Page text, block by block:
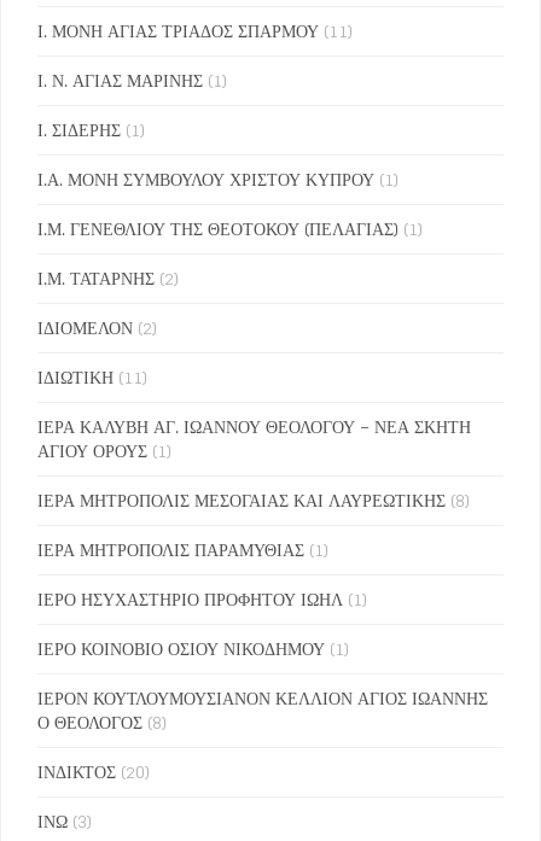
Ι. ΜΟΝΗ ΑΓΙΑΣ ΤΡΙΑΔΟΣ ΣΠΑΡΜΟΥ (11)
Ι. Ν. ΑΓΙΑΣ ΜΑΡΙΝΗΣ (1)
Ι. ΣΙΔΕΡΗΣ (1)
Ι.Α. ΜΟΝΗ ΣΥΜΒΟΥΛΟΥ ΧΡΙΣΤΟΥ ΚΥΠΡΟΥ (1)
Ι.Μ. ΓΕΝΕΘΛΙΟΥ ΤΗΣ ΘΕΟΤΟΚΟΥ (ΠΕΛΑΓΙΑΣ) (1)
Ι.Μ. ΤΑΤΑΡΝΗΣ (2)
ΙΔΙΟΜΕΛΟΝ (2)
ΙΔΙΩΤΙΚΗ (11)
ΙΕΡΑ ΚΑΛΥΒΗ ΑΓ. ΙΩΑΝΝΟΥ ΘΕΟΛΟΓΟΥ – ΝΕΑ ΣΚΗΤΗ
ΑΓΙΟΥ ΟΡΟΥΣ (1)
ΙΕΡΑ ΜΗΤΡΟΠΟΛΙΣ ΜΕΣΟΓΑΙΑΣ ΚΑΙ ΛΑΥΡΕΩΤΙΚΗΣ (8)
ΙΕΡΑ ΜΗΤΡΟΠΟΛΙΣ ΠΑΡΑΜΥΘΙΑΣ (1)
ΙΕΡΟ ΗΣΥΧΑΣΤΗΡΙΟ ΠΡΟΦΗΤΟΥ ΙΩΗΛ (1)
ΙΕΡΟ ΚΟΙΝΟΒΙΟ ΟΣΙΟΥ ΝΙΚΟΔΗΜΟΥ (1)
ΙΕΡΟΝ ΚΟΥΤΛΟΥΜΟΥΣΙΑΝΟΝ ΚΕΛΛΙΟΝ ΑΓΙΟΣ ΙΩΑΝΝΗΣ
Ο ΘΕΟΛΟΓΟΣ (8)
ΙΝΔΙΚΤΟΣ (20)
ΙΝΩ (3)